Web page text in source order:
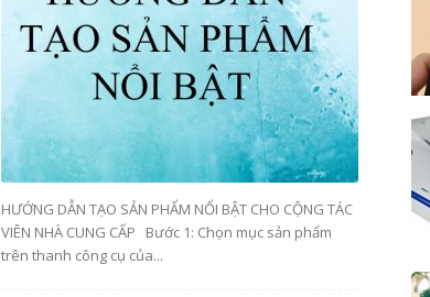
HƯỚNG DẪN TẠO SẢN PHẨM NỔI BẬT CHO CỘNG TÁC
VIÊN NHÀ CUNG CẤP Bước 1: Chọn mục sản phẩm
trên thanh công cụ của...